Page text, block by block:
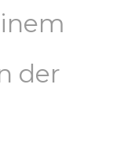
der